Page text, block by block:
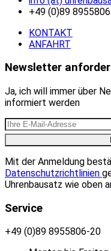
+49 (0)89
KONTAKT
ANFAHRT
Newsletter
Ja, ich will immer über
informiert werden
Mit der Anmeldung
Datenschutzrichtlinien
Uhrenbausatz wie oben
Service
+49 (0)89 8955806-20